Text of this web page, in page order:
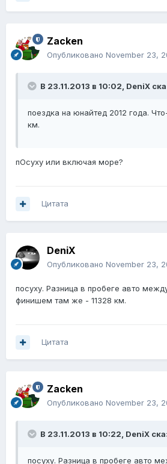
Zacken
Опубликовано November 23,
В 23.11.2013 в 10:02, DeniX
поездка на юнайтед 2012 года.
км.
пОсуху или включая море?
Цитата
DeniX
Опубликовано November 23,
посуху. Разница в пробеге авто
финишем там же - 11328 км.
Цитата
Zacken
Опубликовано November 23,
В 23.11.2013 в 10:22, DeniX
посуху. Разница в пробеге авто